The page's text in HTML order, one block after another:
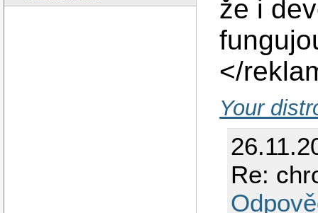
že i
</
Your
Re: